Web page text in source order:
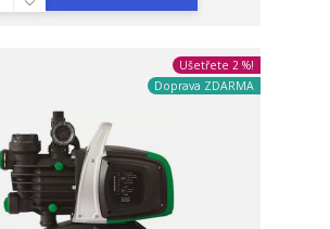
Ušetřete 2 %!
Doprava ZDARMA